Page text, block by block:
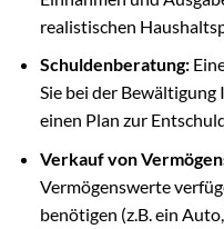
realistischen
Schuldenberatung:
Sie bei der Bewältigung
einen Plan zur
Verkauf von
Vermögenswerte
benötigen (z.B. ein